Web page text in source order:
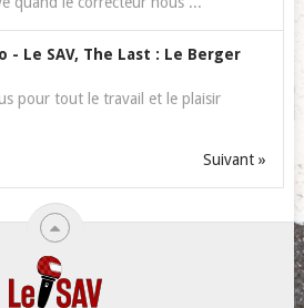
- Le SAV, The Last : Le Berger
pour tout le travail et le plaisir
Suivant »